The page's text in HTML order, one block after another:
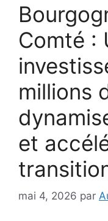
Comté :
millions
et
mai 4, 2026 par